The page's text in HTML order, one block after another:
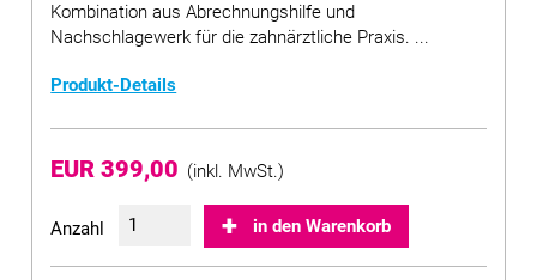
Kombination aus Abrechnungshilfe und
Nachschlagewerk für die zahnärztliche Praxis. ...
Produkt-Details
EUR 399,00 (inkl. MwSt.)
Anzahl in den Warenkorb